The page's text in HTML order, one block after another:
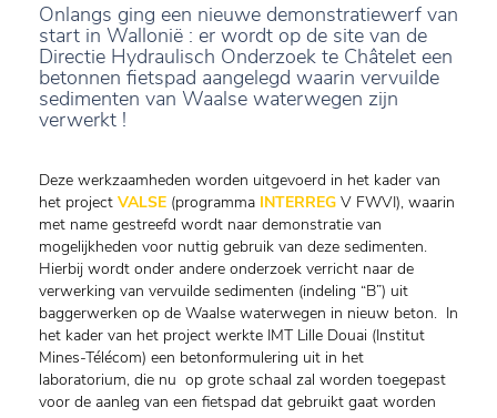
Onlangs ging een nieuwe demonstratiewerf van
start in Wallonië : er wordt op de site van de
Directie Hydraulisch Onderzoek te Châtelet een
betonnen fietspad aangelegd waarin vervuilde
sedimenten van Waalse waterwegen zijn
verwerkt !
Deze werkzaamheden worden uitgevoerd in het kader van
het project VALSE (programma INTERREG V FWVI), waarin
met name gestreefd wordt naar demonstratie van
mogelijkheden voor nuttig gebruik van deze sedimenten.
Hierbij wordt onder andere onderzoek verricht naar de
verwerking van vervuilde sedimenten (indeling “B”) uit
baggerwerken op de Waalse waterwegen in nieuw beton. In
het kader van het project werkte IMT Lille Douai (Institut
Mines-Télécom) een betonformulering uit in het
laboratorium, die nu op grote schaal zal worden toegepast
voor de aanleg van een fietspad dat gebruikt gaat worden